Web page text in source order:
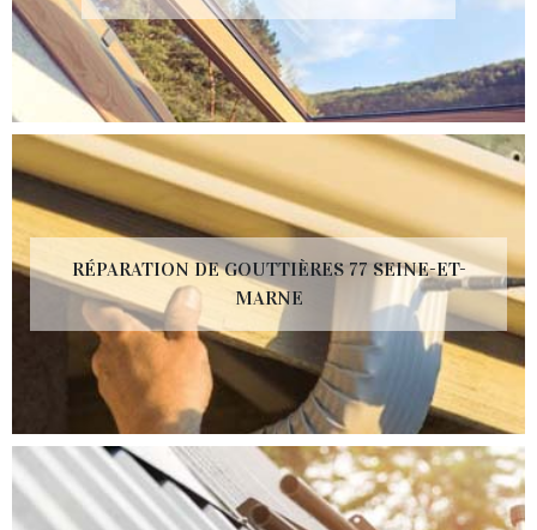
RÉPARATION DE GOUTTIÈRES 77 SEINE-ET-
MARNE